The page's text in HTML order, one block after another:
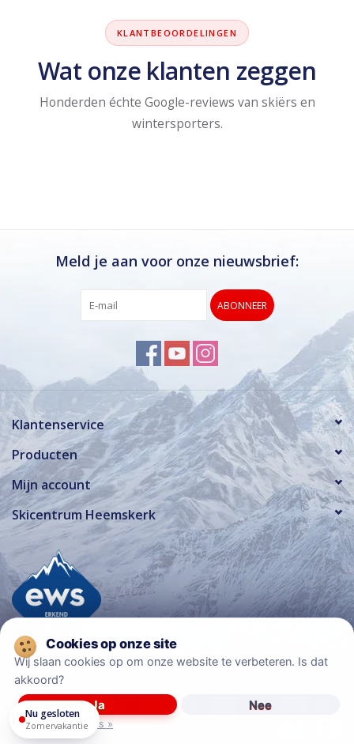
KLANTBEOORDELINGEN
Wat onze klanten zeggen
Honderden échte Google-reviews van skiërs en
wintersporters.
Meld je aan voor onze nieuwsbrief:
ABONNEER
Klantenservice
Producten
Mijn account
Skicentrum Heemskerk
© Copyright 2026 Skicentrum Heemskerk
Wij slaan cookies op om onze website te verbeteren. Is dat
akkoord?
Ja Nee
Meer over cookies »
Nu gesloten
Zomervakantie